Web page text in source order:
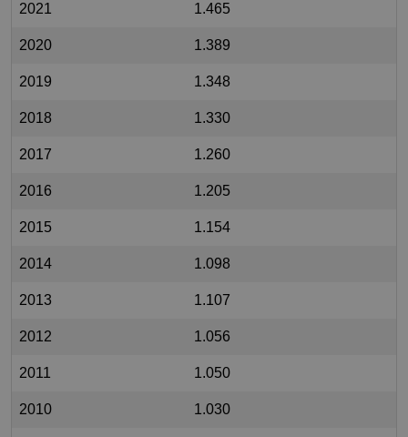
2021 1.465
2020 1.389
2019 1.348
2018 1.330
2017 1.260
2016 1.205
2015 1.154
2014 1.098
2013 1.107
2012 1.056
2011 1.050
2010 1.030